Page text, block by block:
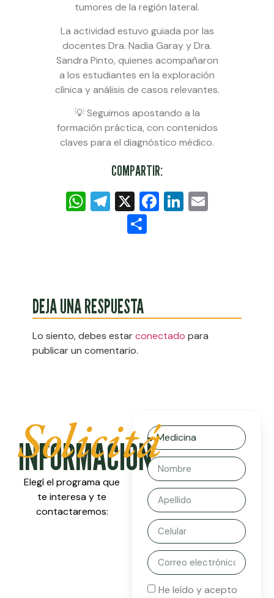
tumores de la región lateral.
La actividad estuvo guiada por las
docentes Dra. Nadia Garay y Dra.
Sandra Pinto, quienes acompañaron
a los estudiantes en la exploración
clínica y análisis de casos relevantes.
💡 Seguimos apostando a la
formación práctica, con contenidos
claves para el diagnóstico médico.
COMPARTIR:
WhatsApp
Telegram
X Facebook
LinkedIn
DEJA UNA RESPUESTA
Lo siento, debes estarconectado para
publicar un comentario.
Solicitá
INFORMACIÓN
Elegí el programa que
te interesa y te
contactaremos:
He leído y acepto